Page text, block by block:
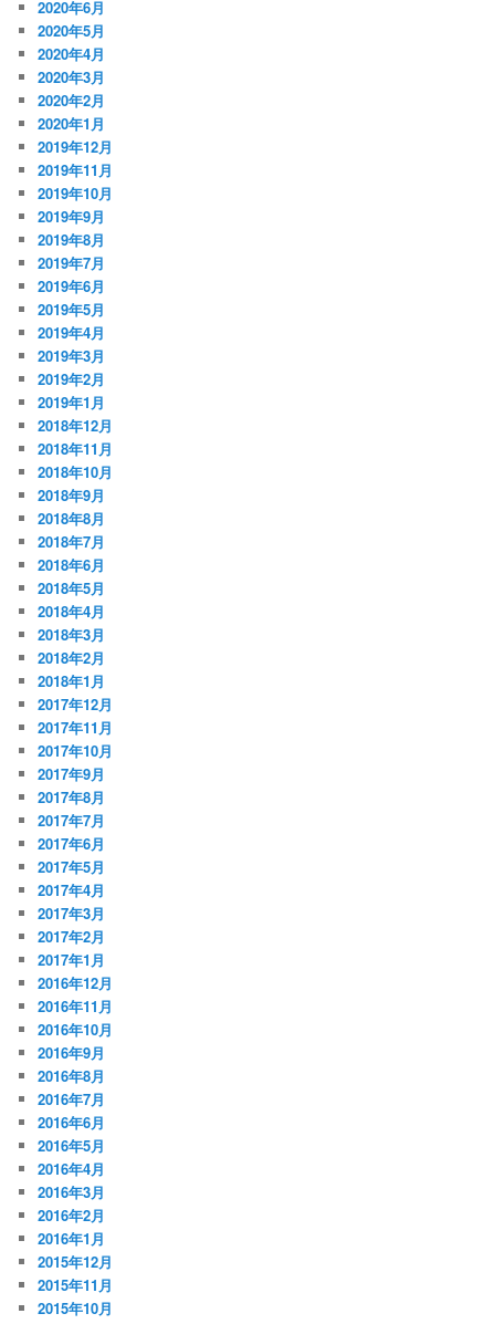
2020年6月
2020年5月
2020年4月
2020年3月
2020年2月
2020年1月
2019年12月
2019年11月
2019年10月
2019年9月
2019年8月
2019年7月
2019年6月
2019年5月
2019年4月
2019年3月
2019年2月
2019年1月
2018年12月
2018年11月
2018年10月
2018年9月
2018年8月
2018年7月
2018年6月
2018年5月
2018年4月
2018年3月
2018年2月
2018年1月
2017年12月
2017年11月
2017年10月
2017年9月
2017年8月
2017年7月
2017年6月
2017年5月
2017年4月
2017年3月
2017年2月
2017年1月
2016年12月
2016年11月
2016年10月
2016年9月
2016年8月
2016年7月
2016年6月
2016年5月
2016年4月
2016年3月
2016年2月
2016年1月
2015年12月
2015年11月
2015年10月